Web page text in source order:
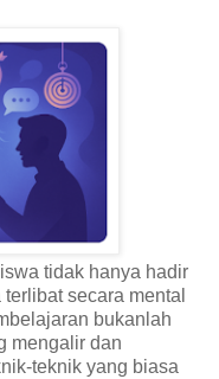
tidak hanya hadir
secara mental
bukanlah
mengalir dan
teknik yang biasa